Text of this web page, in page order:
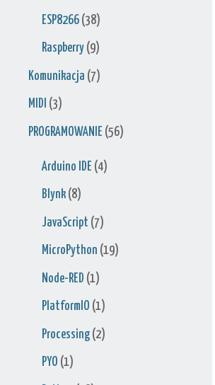
ESP8266 (38)
Raspberry (9)
Komunikacja (7)
MIDI (3)
PROGRAMOWANIE (56)
Arduino IDE (4)
Blynk (8)
JavaScript (7)
MicroPython (19)
Node-RED (1)
PlatformIO (1)
Processing (2)
PYO (1)